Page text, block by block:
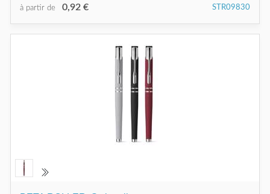
à partir de 0,92 € STR09830